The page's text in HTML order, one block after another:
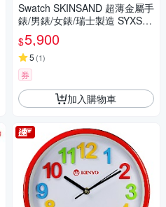
Swatch SKINSAND 超薄金屬手
錶/男錶/女錶/瑞士製造 SYXS11
7M (38mm)
$5,900
5 (1)
券
加入購物車